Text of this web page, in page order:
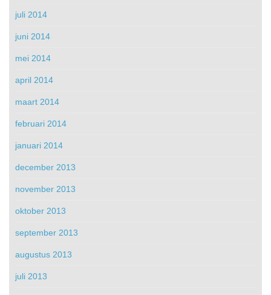
juli 2014
juni 2014
mei 2014
april 2014
maart 2014
februari 2014
januari 2014
december 2013
november 2013
oktober 2013
september 2013
augustus 2013
juli 2013